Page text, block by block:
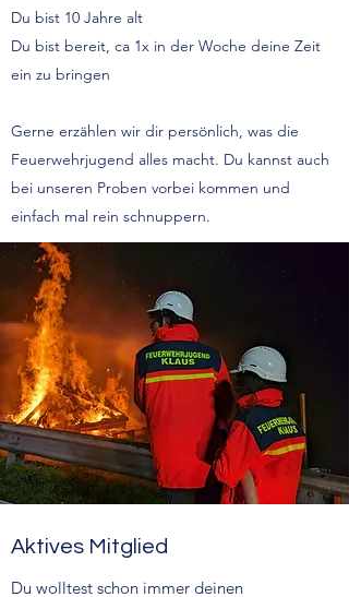
Du bist 10 Jahre alt
Du bist bereit, ca 1x in der Woche deine Zeit
ein zu bringen
Gerne erzählen wir dir persönlich, was die
Feuerwehrjugend alles macht. Du kannst auch
bei unseren Proben vorbei kommen und
einfach mal rein schnuppern.
Aktives Mitglied
Du wolltest schon immer deinen